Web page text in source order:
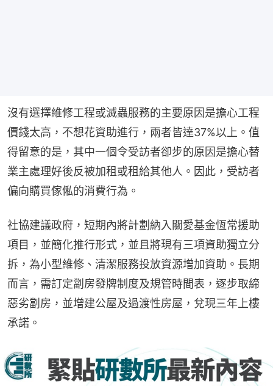
沒有選擇維修工程或滅蟲服務的主要原因是擔心工程
價錢太高，不想花資助進行，兩者皆達37%以上。值
得留意的是，其中一個令受訪者卻步的原因是擔心替
業主處理好後反被加租或租給其他人。因此，受訪者
偏向購買傢俬的消費行為。
社協建議政府，短期內將計劃納入關愛基金恆常援助
項目，並簡化推行形式，並且將現有三項資助獨立分
拆，為小型維修、清潔服務投放資源增加資助。長期
而言，需訂定劏房發牌制度及規管時間表，逐步取締
惡劣劏房，並增建公屋及過渡性房屋，兌現三年上樓
承諾。